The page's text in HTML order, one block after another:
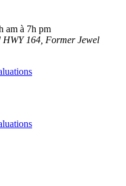
am à 7h pm
164, Former Jewel